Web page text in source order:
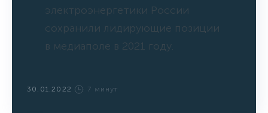
электроэнергетики России
сохранили лидирующие позиции
в медиаполе в 2021 году.
30.01.2022 7 минут